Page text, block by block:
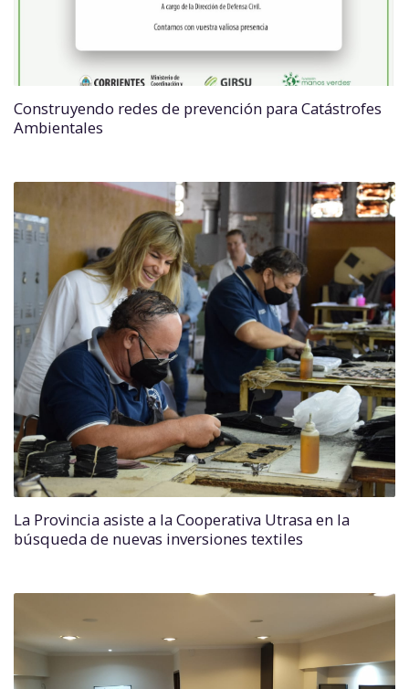
Construyendo redes de prevención para Catástrofes
Ambientales
La Provincia asiste a la Cooperativa Utrasa en la
búsqueda de nuevas inversiones textiles